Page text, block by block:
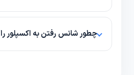
پیکسل مناسب است؛ مهم حفظ
چطور شانس رفتن به اکسپلور را